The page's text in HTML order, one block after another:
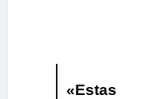
«Estas